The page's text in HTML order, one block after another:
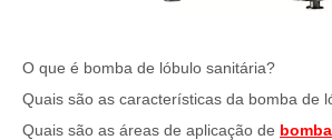
O que é bomba de lóbulo sanitária?
Quais são as características da bomba de
Quais são as áreas de aplicação de